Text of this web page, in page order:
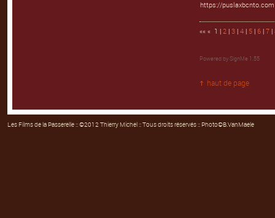
https://
«« « 1 | 2 | 3 | 4 | 5 | 6 | 7 |
Powered by SignMe 1.55
haut de page
Les Films de la Passerelle:: ©2012 Thierry Michel :: Tous droits réservés :: Photo©B.VanMaele